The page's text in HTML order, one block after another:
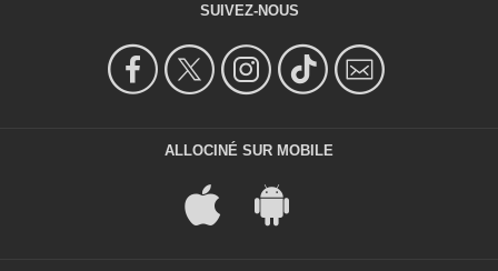
SUIVEZ-NOUS
ALLOCINÉ SUR MOBILE